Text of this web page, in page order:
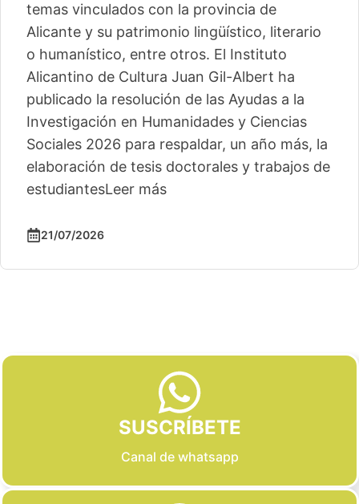
temas vinculados con la provincia de
Alicante y su patrimonio lingüístico, literario
o humanístico, entre otros. El Instituto
Alicantino de Cultura Juan Gil-Albert ha
publicado la resolución de las Ayudas a la
Investigación en Humanidades y Ciencias
Sociales 2026 para respaldar, un año más, la
elaboración de tesis doctorales y trabajos de
estudiantesLeer más
21/07/2026
SUSCRÍBETE
Canal de whatsapp